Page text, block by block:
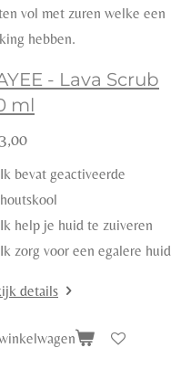
vol met zuren welke een
hebben.
- Lava Scrub
ml
Ik bevat geactiveerde
houtskool
Ik help je huid te zuiveren
Ik zorg voor een egalere huid
details